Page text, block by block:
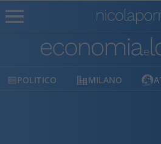
MILANO ATLANTICO